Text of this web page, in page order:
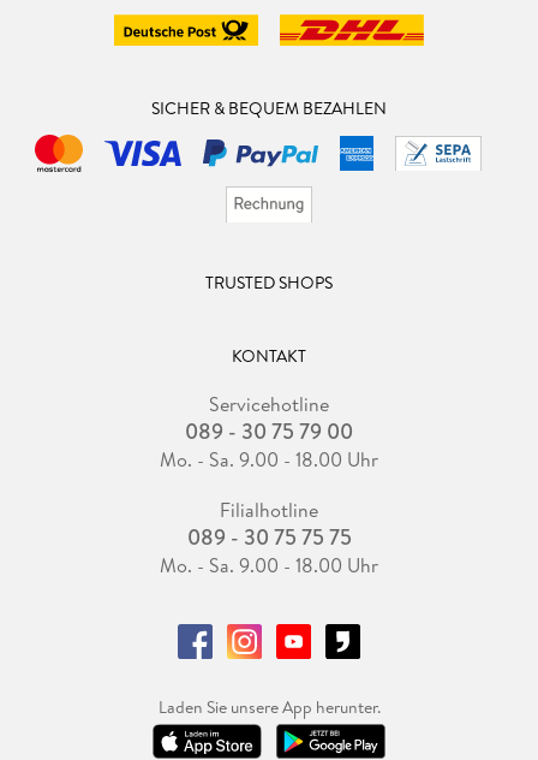
SICHER & BEQUEM BEZAHLEN
TRUSTED SHOPS
KONTAKT
Servicehotline
089 - 30 75 79 00
Mo. - Sa. 9.00 - 18.00 Uhr
Filialhotline
089 - 30 75 75 75
Mo. - Sa. 9.00 - 18.00 Uhr
Laden Sie unsere App herunter.